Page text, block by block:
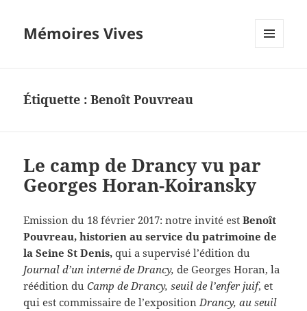
Mémoires Vives
Étiquette :Benoît Pouvreau
Le camp de Drancy vu par
Georges Horan-Koiransky
Emission du 18 février 2017: notre invité estBenoît
Pouvreau, historien au service du patrimoine de
la Seine St Denis,qui a supervisé l’édition du
Journal d’un interné de Drancy,de Georges Horan, la
réédition du Camp de Drancy, seuil de l’enfer juif, et
qui est commissaire de l’expositionDrancy, au seuil